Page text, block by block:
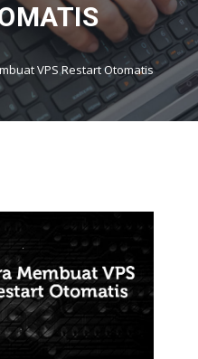
VPS Restart Otomatis